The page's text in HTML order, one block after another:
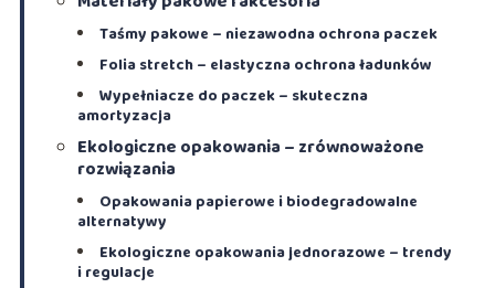
Taśmy pakowe – niezawodna ochrona paczek
Folia stretch – elastyczna ochrona ładunków
Wypełniacze do paczek – skuteczna
amortyzacja
Ekologiczne opakowania – zrównoważone
rozwiązania
Opakowania papierowe i biodegradowalne
alternatywy
Ekologiczne opakowania jednorazowe – trendy
i regulacje